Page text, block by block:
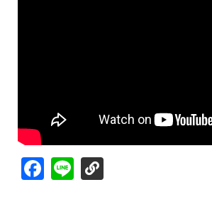
Facebook
Line